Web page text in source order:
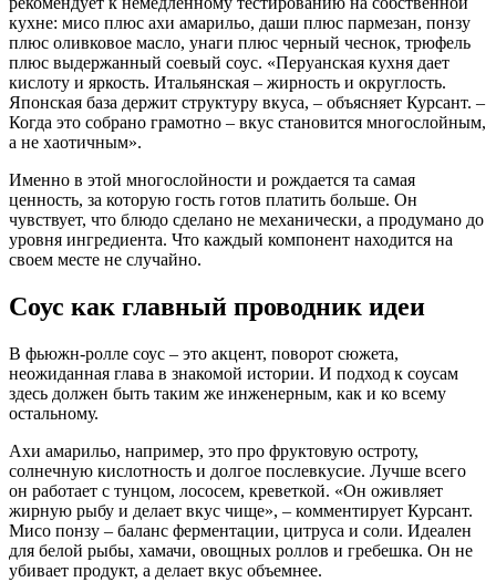
кухне: мисо плюс ахи амарильо, даши плюс пармезан, понзу
плюс оливковое масло, унаги плюс черный чеснок, трюфель
плюс выдержанный соевый соус. «Перуанская кухня дает
кислоту и яркость. Итальянская – жирность и округлость.
Японская база держит структуру вкуса, – объясняет Курсант. –
Когда это собрано грамотно – вкус становится многослойным,
а не хаотичным».
Именно в этой многослойности и рождается та самая
ценность, за которую гость готов платить больше. Он
чувствует, что блюдо сделано не механически, а продумано до
уровня ингредиента. Что каждый компонент находится на
своем месте не случайно.
Соус как главный проводник идеи
В фьюжн-ролле соус – это акцент, поворот сюжета,
неожиданная глава в знакомой истории. И подход к соусам
здесь должен быть таким же инженерным, как и ко всему
остальному.
Ахи амарильо, например, это про фруктовую остроту,
солнечную кислотность и долгое послевкусие. Лучше всего
он работает с тунцом, лососем, креветкой. «Он оживляет
жирную рыбу и делает вкус чище», – комментирует Курсант.
Мисо понзу – баланс ферментации, цитруса и соли. Идеален
для белой рыбы, хамачи, овощных роллов и гребешка. Он не
убивает продукт, а делает вкус объемнее.